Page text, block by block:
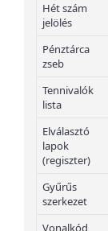
Hét szám
jelölés
Pénztárca
zseb
Tennivalók
lista
Elválasztó
lapok
(regiszter)
Gyűrűs
szerkezet
Vonalkód